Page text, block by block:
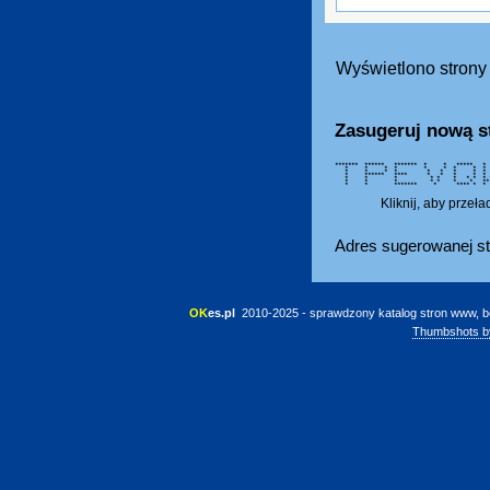
Wyświetlono
Zasugeruj nową
******* ****** ******* * *
* * * * * * * *
* * * * * * * * *
* ****** **** * * * *
* * * * * * * * * *
* * * * * * * **
* * ******* * **** * *
Kliknij, aby
Adres sugerowanej
OKes.pl 2010-2025 - sprawdzony katalog stron www,
Thumbshots